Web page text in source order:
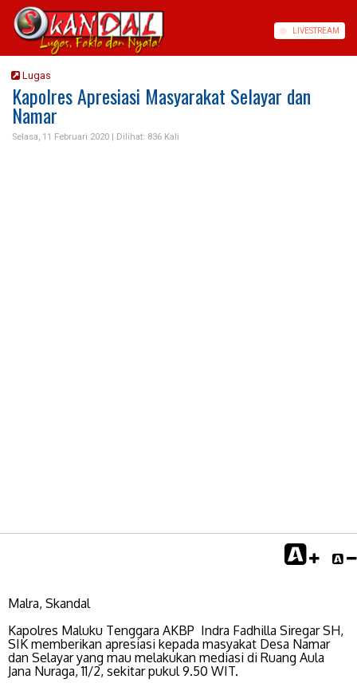
LIVESTREAM
Lugas
Kapolres Apresiasi Masyarakat Selayar dan
Namar
Selasa, 11 Februari 2020 | Dilihat: 836 Kali
Malra, Skandal
Kapolres Maluku Tenggara AKBP Indra Fadhilla Siregar SH,
SIK memberikan apresiasi kepada masyakat Desa Namar
dan Selayar yang mau melakukan mediasi di Ruang Aula
Jana Nuraga, 11/2, sekitar pukul 9.50 WIT.